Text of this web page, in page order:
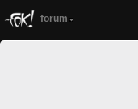
forum